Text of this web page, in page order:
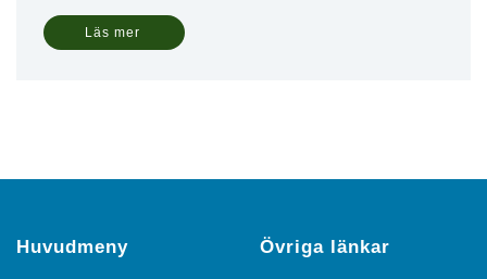
Läs mer
Huvudmeny Övriga länkar